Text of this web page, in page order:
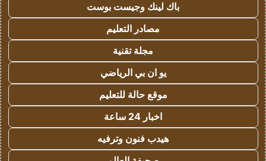
باك لينك وجيست بوست
مصادر التعليم
مجلة تقنية
يو ان بي الرياضي
موقع حالة للتعليم
اخبار 24 ساعة
هيدب فنون وترفيه